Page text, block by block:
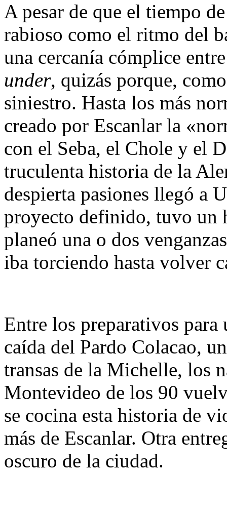
A pesar de que el tiempo
rabioso como el ritmo del
una cercanía cómplice
under, quizás porque,
siniestro. Hasta los más
creado por Escanlar la
con el Seba, el Chole y el
truculenta historia de la
despierta pasiones llegó a
proyecto definido, tuvo un
planeó una o dos
iba torciendo hasta volver
Entre los preparativos
caída del Pardo Colacao,
transas de la Michelle, los
Montevideo de los 90
se cocina esta historia de
más de Escanlar. Otra
oscuro de la ciudad.